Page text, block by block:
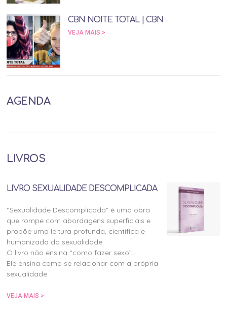
CBN NOITE TOTAL | CBN
VEJA MAIS >
AGENDA
LIVROS
LIVRO SEXUALIDADE DESCOMPLICADA
“Sexualidade Descomplicada” é uma obra
que rompe com abordagens superficiais e
propõe uma leitura profunda, científica e
humanizada da sexualidade.
O livro não ensina “como fazer sexo”.
Ele ensina como se relacionar com a própria
sexualidade.
VEJA MAIS >